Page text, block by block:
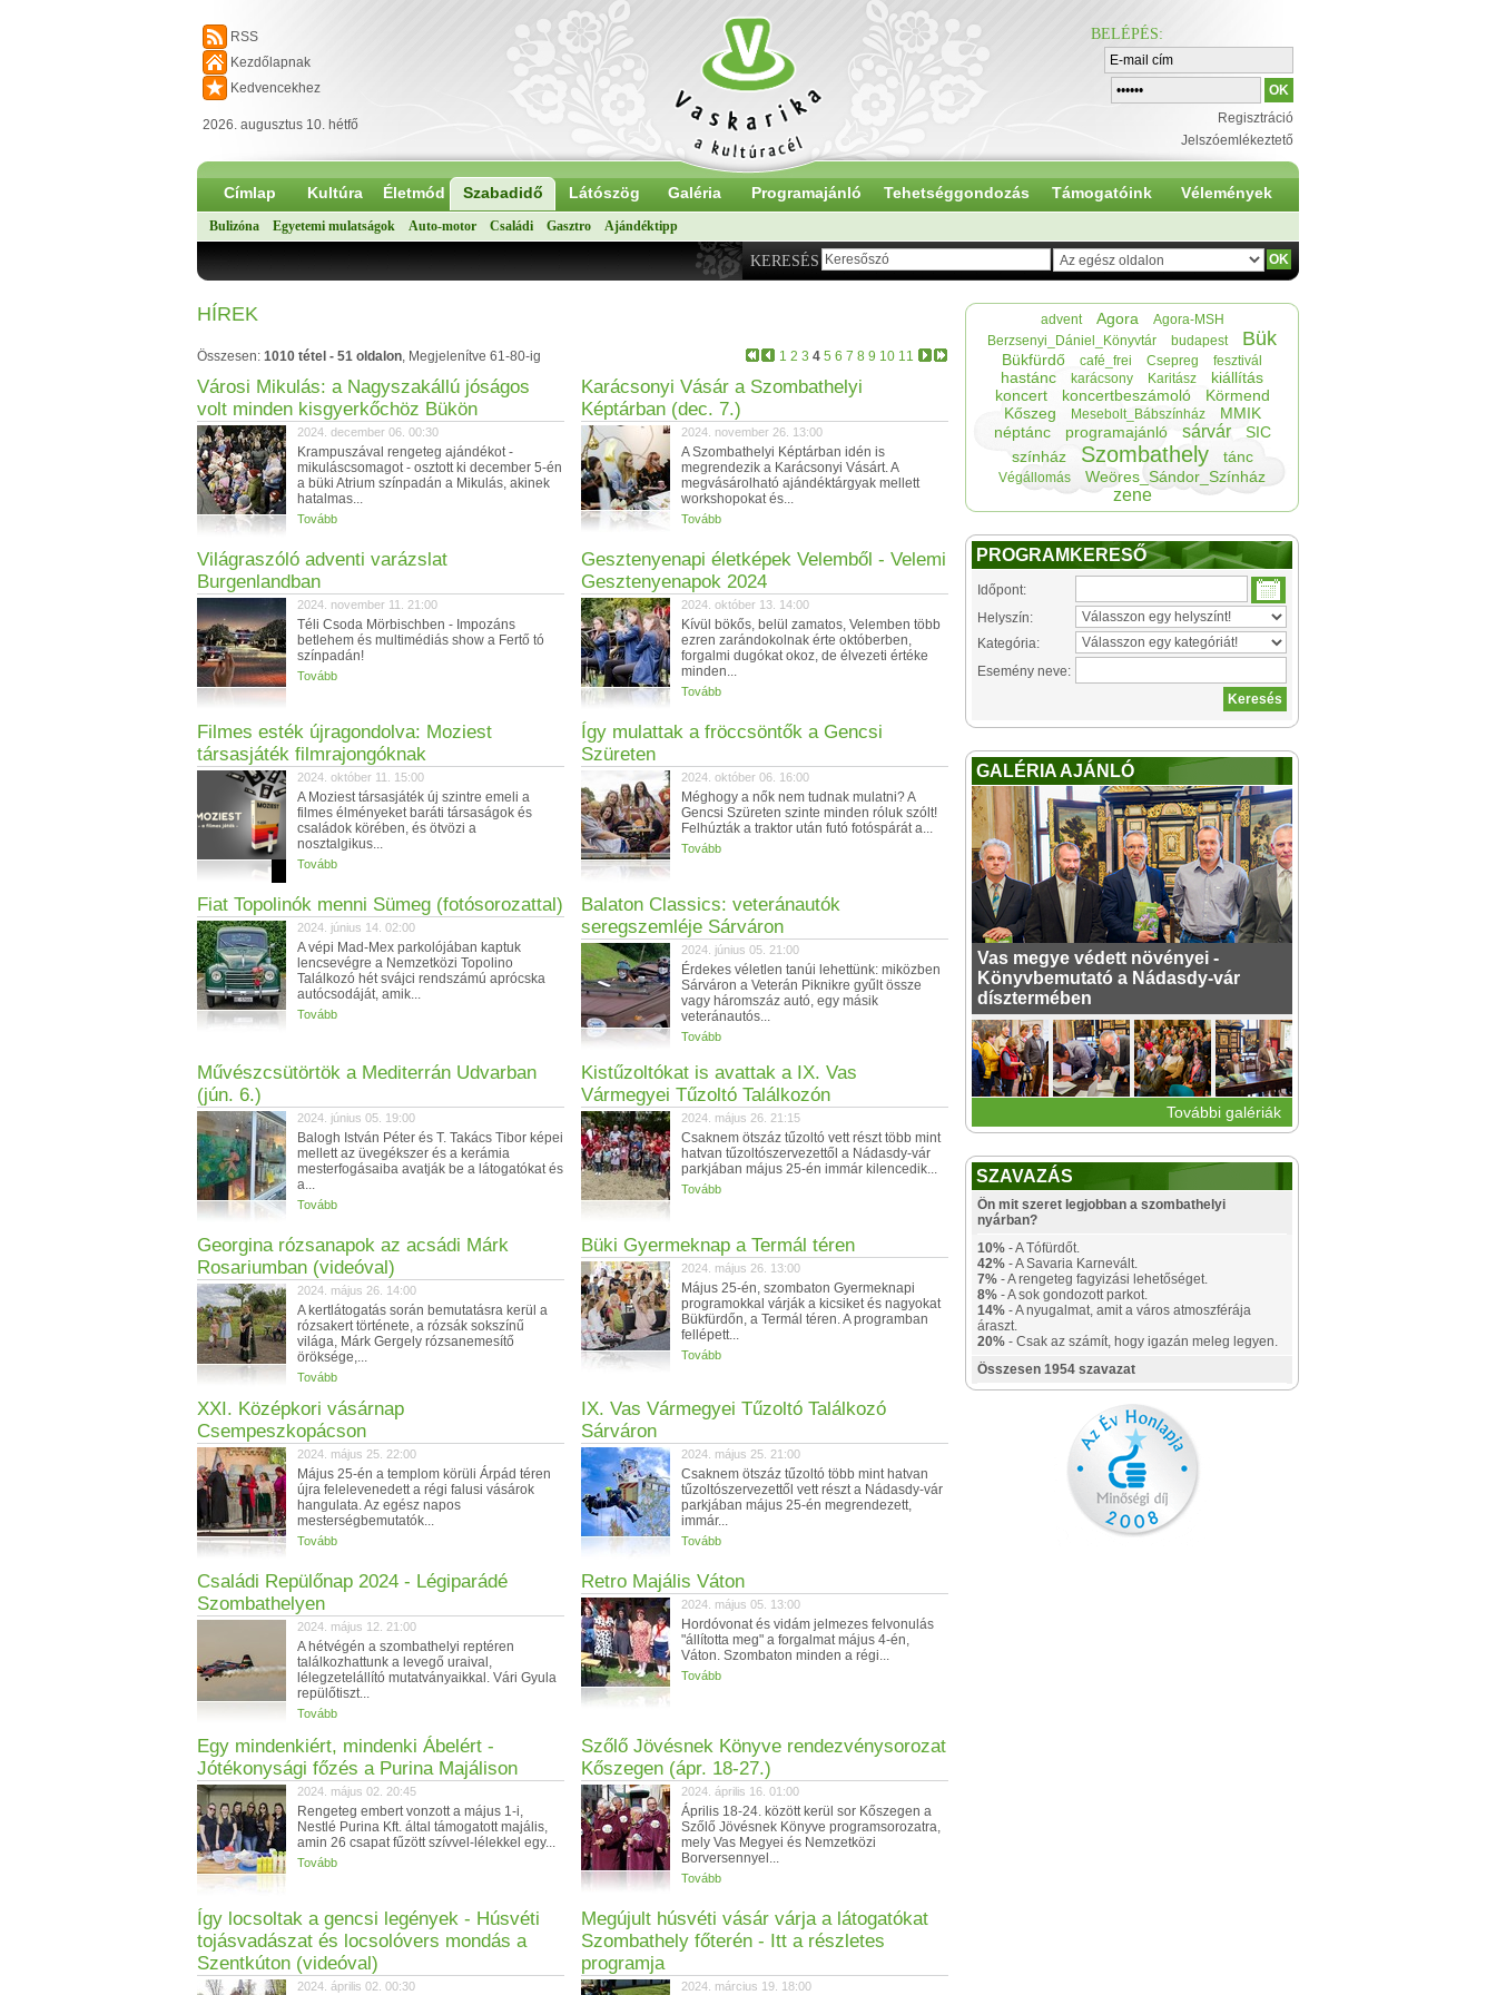
RSS
Kezdőlapnak
Kedvencekhez
2026. augusztus 10. hétfő
BELÉPÉS:
Regisztráció
Jelszóemlékeztető
Címlap Kultúra Életmód Szabadidő Látószög Galéria Programajánló Tehetséggondozás Támogatóink Vélemények
Bulizóna Egyetemi mulatságok Auto-motor Családi Gasztro Ajándéktipp
KERESÉS
HÍREK
1 2 3 4 5 6 7 8 9 10 11
Összesen: 1010 tétel - 51 oldalon, Megjelenítve 61-80-ig
Városi Mikulás: a Nagyszakállú jóságos
volt minden kisgyerkőchöz Bükön
2024. december 06. 00:30
Krampuszával rengeteg ajándékot -
mikuláscsomagot - osztott ki december 5-én
a büki Atrium színpadán a Mikulás, akinek
hatalmas...
Tovább
Karácsonyi Vásár a Szombathelyi
Képtárban (dec. 7.)
2024. november 26. 13:00
A Szombathelyi Képtárban idén is
megrendezik a Karácsonyi Vásárt. A
megvásárolható ajándéktárgyak mellett
workshopokat és...
Tovább
Világraszóló adventi varázslat
Burgenlandban
2024. november 11. 21:00
Téli Csoda Mörbischben - Impozáns
betlehem és multimédiás show a Fertő tó
színpadán!
Tovább
Gesztenyenapi életképek Velemből - Velemi
Gesztenyenapok 2024
2024. október 13. 14:00
Kívül bökős, belül zamatos, Velemben több
ezren zarándokolnak érte októberben,
forgalmi dugókat okoz, de élvezeti értéke
minden...
Tovább
Filmes esték újragondolva: Moziest
társasjáték filmrajongóknak
2024. október 11. 15:00
A Moziest társasjáték új szintre emeli a
filmes élményeket baráti társaságok és
családok körében, és ötvözi a
nosztalgikus...
Tovább
Így mulattak a fröccsöntők a Gencsi
Szüreten
2024. október 06. 16:00
Méghogy a nők nem tudnak mulatni? A
Gencsi Szüreten szinte minden róluk szólt!
Felhúzták a traktor után futó fotóspárát a...
Tovább
Fiat Topolinók menni Sümeg (fotósorozattal)
2024. június 14. 02:00
A vépi Mad-Mex parkolójában kaptuk
lencsevégre a Nemzetközi Topolino
Találkozó hét svájci rendszámú aprócska
autócsodáját, amik...
Tovább
Balaton Classics: veteránautók
seregszemléje Sárváron
2024. június 05. 21:00
Érdekes véletlen tanúi lehettünk: miközben
Sárváron a Veterán Piknikre gyűlt össze
vagy háromszáz autó, egy másik
veteránautós...
Tovább
Művészcsütörtök a Mediterrán Udvarban
(jún. 6.)
2024. június 05. 19:00
Balogh István Péter és T. Takács Tibor képei
mellett az üvegékszer és a kerámia
mesterfogásaiba avatják be a látogatókat és
a...
Tovább
Kistűzoltókat is avattak a IX. Vas
Vármegyei Tűzoltó Találkozón
2024. május 26. 21:15
Csaknem ötszáz tűzoltó vett részt több mint
hatvan tűzoltószervezettől a Nádasdy-vár
parkjában május 25-én immár kilencedik...
Tovább
Georgina rózsanapok az acsádi Márk
Rosariumban (videóval)
2024. május 26. 14:00
A kertlátogatás során bemutatásra kerül a
rózsakert története, a rózsák sokszínű
világa, Márk Gergely rózsanemesítő
öröksége,...
Tovább
Büki Gyermeknap a Termál téren
2024. május 26. 13:00
Május 25-én, szombaton Gyermeknapi
programokkal várják a kicsiket és nagyokat
Bükfürdőn, a Termál téren. A programban
fellépett...
Tovább
XXI. Középkori vásárnap
Csempeszkopácson
2024. május 25. 22:00
Május 25-én a templom körüli Árpád téren
újra felelevenedett a régi falusi vásárok
hangulata. Az egész napos
mesterségbemutatók...
Tovább
IX. Vas Vármegyei Tűzoltó Találkozó
Sárváron
2024. május 25. 21:00
Csaknem ötszáz tűzoltó több mint hatvan
tűzoltószervezettől vett részt a Nádasdy-vár
parkjában május 25-én megrendezett,
immár...
Tovább
Családi Repülőnap 2024 - Légiparádé
Szombathelyen
2024. május 12. 21:00
A hétvégén a szombathelyi reptéren
találkozhattunk a levegő uraival,
lélegzetelállító mutatványaikkal. Vári Gyula
repülőtiszt...
Tovább
Retro Majális Váton
2024. május 05. 13:00
Hordóvonat és vidám jelmezes felvonulás
"állította meg" a forgalmat május 4-én,
Váton. Szombaton minden a régi...
Tovább
Egy mindenkiért, mindenki Ábelért -
Jótékonysági főzés a Purina Majálison
2024. május 02. 20:45
Rengeteg embert vonzott a május 1-i,
Nestlé Purina Kft. által támogatott majális,
amin 26 csapat fűzött szívvel-lélekkel egy...
Tovább
Szőlő Jövésnek Könyve rendezvénysorozat
Kőszegen (ápr. 18-27.)
2024. április 16. 01:00
Április 18-24. között kerül sor Kőszegen a
Szőlő Jövésnek Könyve programsorozatra,
mely Vas Megyei és Nemzetközi
Borversennyel...
Tovább
Így locsoltak a gencsi legények - Húsvéti
tojásvadászat és locsolóvers mondás a
Szentkúton (videóval)
2024. április 02. 00:30
Megújult húsvéti vásár várja a látogatókat
Szombathely főterén - Itt a részletes
programja
2024. március 19. 18:00
advent Agora
Agora-MSH
Berzsenyi_Dániel_Könyvtár
budapest Bük
Bükfürdő café_frei Csepreg fesztivál
hastánc karácsony Karitász
kiállítás
koncert
koncertbeszámoló
Körmend
Kőszeg
Mesebolt_Bábszínház
MMIK
néptánc
programajánló sárvár
SIC
színház
Szombathely tánc
Végállomás Weöres_Sándor_Színház
zene
PROGRAMKERESŐ
Időpont:
Helyszín:
Kategória:
Esemény neve:
GALÉRIA AJÁNLÓ
Vas megye védett növényei -
Könyvbemutató a Nádasdy-vár
dísztermében
További galériák
SZAVAZÁS
Ön mit szeret legjobban a szombathelyi
nyárban?
10% - A Tófürdőt.
42% - A Savaria Karnevált.
7% - A rengeteg fagyizási lehetőséget.
8% - A sok gondozott parkot.
14% - A nyugalmat, amit a város atmoszférája
áraszt.
20% - Csak az számít, hogy igazán meleg legyen.
Összesen 1954 szavazat